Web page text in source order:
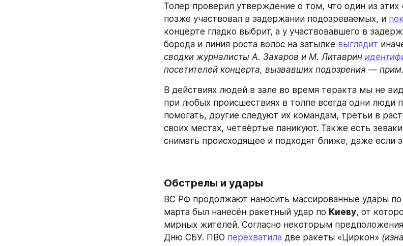
Толер проверил утверждение о том, что один из
позже участвовал в задержании подозреваемых, и
концерте гладко выбрит, а у участвовавшего в
борода и линия роста волос на затылке выглядит
сводки журналисты А. Захаров и М. Литаврин
посетителей концерта, вызвавших подозрения —
В действиях людей в зале во время теракта мы не
при любых происшествиях в толпе всегда одни люди
помогать, другие следуют их командам, третьи в
своих местах, четвёртые паникуют. Также есть
снимать происходящее и подходят ближе, даже если
Обстрелы и удары
ВС РФ продолжают наносить массированные удары
марта был нанесён ракетный удар по Киеву, от
мирных жителей. Согласно некоторым
Дню СБУ. ПВО перехватила две ракеты «Циркон»